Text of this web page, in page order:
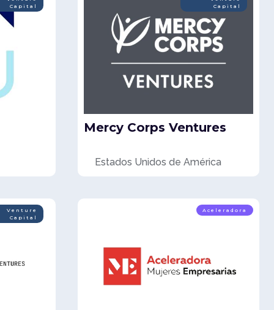
Capital
Capital
Mercy Corps Ventures
Estados Unidos de América
Venture
Capital
Aceleradora